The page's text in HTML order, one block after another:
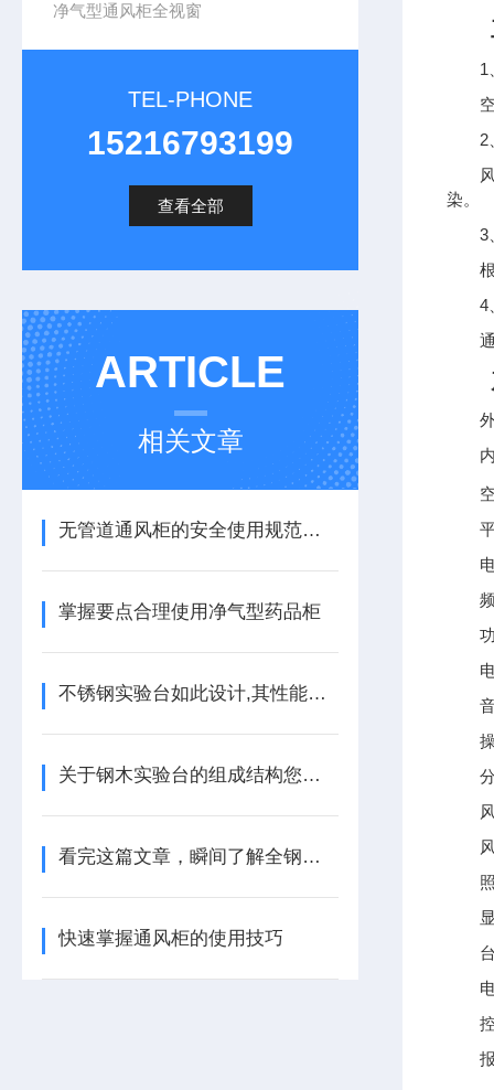
净气型通风柜全视窗
TEL-PHONE
15216793199
查看全部
ARTICLE
相关文章
无管道通风柜的安全使用规范与注意事项
掌握要点合理使用净气型药品柜
不锈钢实验台如此设计,其性能可想而知有多优异！
关于钢木实验台的组成结构您都了解吗？
看完这篇文章，瞬间了解全钢通风柜了！
快速掌握通风柜的使用技巧
工
1、
空气
2、
风机
染。
3、
根据
4、
通
产
外
内
空
平
电
频
功
电
音
操
分
风
风
照
显
台
电
控
报